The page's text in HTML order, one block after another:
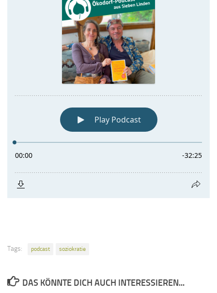
Tags: podcast soziokratie
DAS KÖNNTE DICH AUCH INTERESSIEREN...